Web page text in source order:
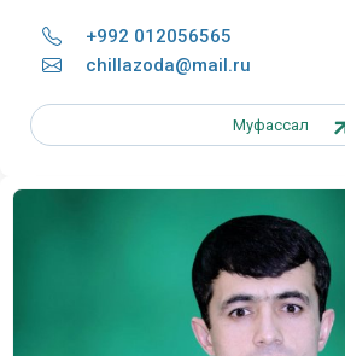
+992 012056565
chillazoda@mail.ru
Муфассал